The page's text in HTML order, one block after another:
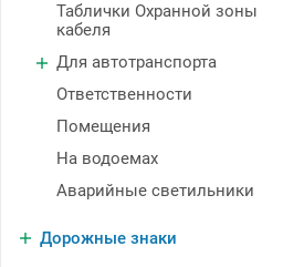
Таблички Охранной зоны
кабеля
Для автотранспорта
Ответственности
Помещения
На водоемах
Аварийные светильники
Дорожные знаки